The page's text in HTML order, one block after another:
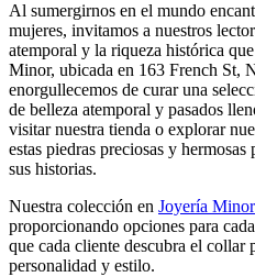
Al sumergirnos en el mundo
mujeres, invitamos a nuestros
atemporal y la riqueza histórica
Minor, ubicada en 163 French St,
enorgullecemos de curar una
de belleza atemporal y pasados
visitar nuestra tienda o explorar
estas piedras preciosas y
sus historias.
Nuestra colección en Joyería Minor
proporcionando opciones para
que cada cliente descubra el collar
personalidad y estilo.